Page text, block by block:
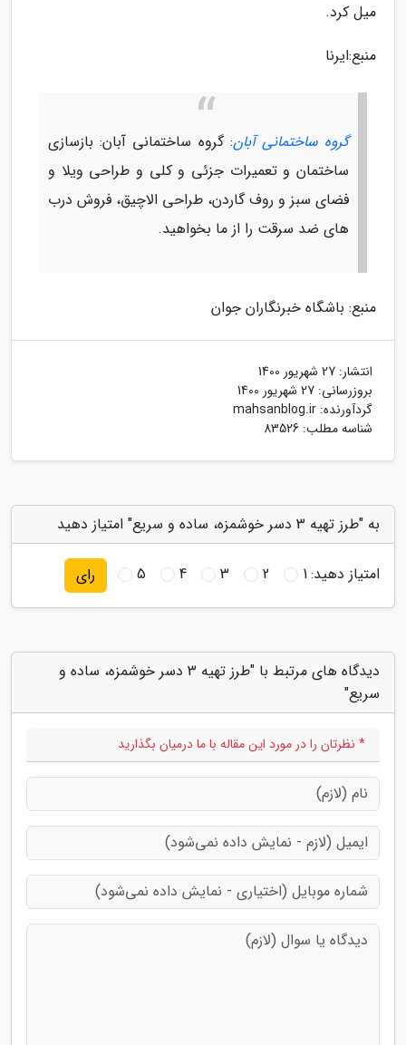
میل کرد.
منبع:ایرنا
گروه ساختمانی آبان: گروه ساختمانی آبان: بازسازی
ساختمان و تعمیرات جزئی و کلی و طراحی ویلا و
فضای سبز و روف گاردن، طراحی الاچیق، فروش درب
های ضد سرقت را از ما بخواهید.
منبع: باشگاه خبرنگاران جوان
انتشار: 27 شهریور 1400
بروزرسانی: 27 شهریور 1400
گردآورنده: mahsanblog.ir
شناسه مطلب: 83526
به "طرز تهیه 3 دسر خوشمزه، ساده و سریع" امتیاز دهید
امتیاز دهید:1
2
3
4
5 رای
دیدگاه های مرتبط با "طرز تهیه 3 دسر خوشمزه، ساده و
سریع"
* نظرتان را در مورد این مقاله با ما درمیان بگذارید